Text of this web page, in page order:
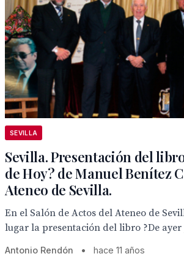
SEVILLA
Sevilla. Presentación del
de Hoy? de Manuel Benítez
Ateneo de Sevilla.
En el Salón de Actos del Ateneo de
lugar la presentación del libro ?De ayer
Antonio Rendón • hace 11 años